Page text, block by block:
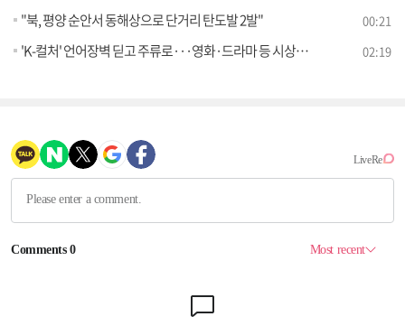
"북, 평양 순안서 동해상으로 단거리 탄도발 2발" 00:21
'K-컬처' 언어장벽 딛고 주류로···영화·드라마 등 시상식 석권 02:19